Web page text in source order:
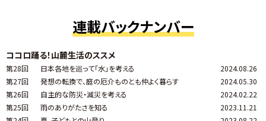
連載バックナンバー
ココロ踊る！山麓生活のススメ
第28回 日本各地を巡って「水」を考える
2024.08.26
第27回
発想の転換で、庭の厄介ものとも仲よく暮らす
2024.05.30
第26回
自主的な防災・減災を考える
2024.02.22
第25回
雨のありがたさを知る
2023.11.21